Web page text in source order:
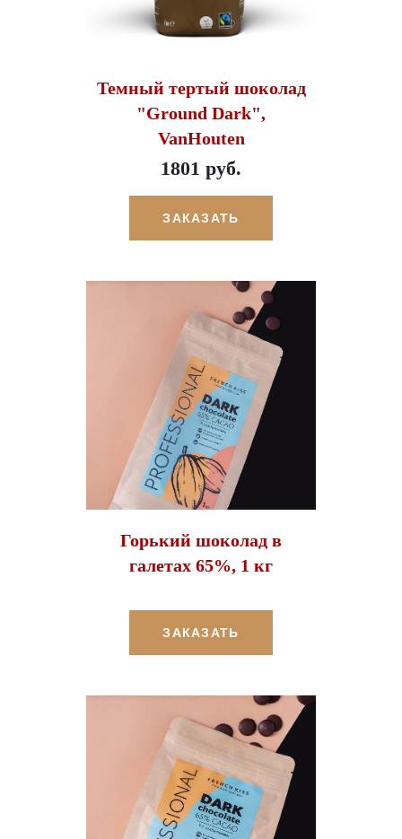
Темный тертый шоколад
"Ground Dark",
VanHouten
1801 руб.
ЗАКАЗАТЬ
Горький шоколад в
галетах 65%, 1 кг
ЗАКАЗАТЬ